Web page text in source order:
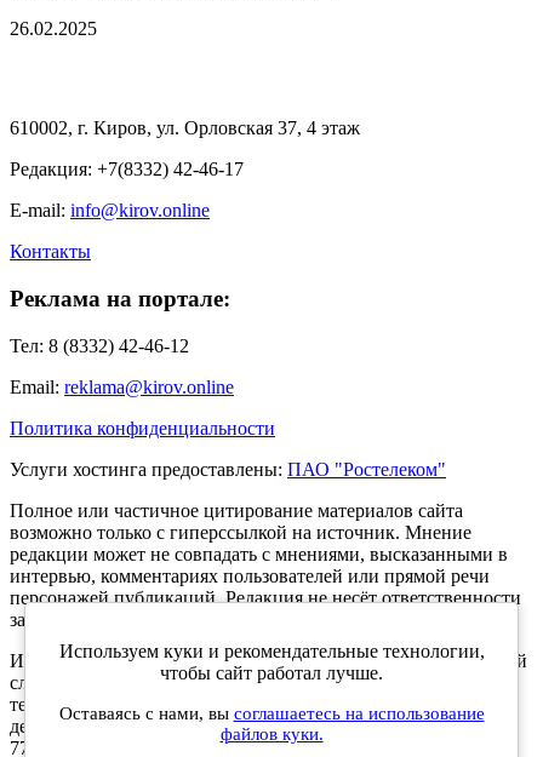
26.02.2025
610002, г. Киров, ул. Орловская 37, 4 этаж
Редакция: +7(8332) 42-46-17
E-mail: info@kirov.online
Контакты
Реклама на портале:
Тел: 8 (8332) 42-46-12
Email: reklama@kirov.online
Политика конфиденциальности
Услуги хостинга предоставлены: ПАО "Ростелеком"
Полное или частичное цитирование материалов сайта
возможно только с гиперссылкой на источник. Мнение
редакции может не совпадать с мнениями, высказанными в
интервью, комментариях пользователей или прямой речи
персонажей публикаций. Редакция не несёт ответственности
за текст комментариев читателей.
Интернет-портал Kirov.online зарегистрирован в Федеральной
службе по надзору в сфере связи, информационных
технологий и массовых коммуникаций (Роскомнадзор) 5
декабря 2019 года. Регистрационный номер ЭЛ № ФС 77 -
77189.
Используем куки и рекомендательные технологии,
чтобы сайт работал лучше.
Оставаясь с нами, вы соглашаетесь на использование
файлов куки.